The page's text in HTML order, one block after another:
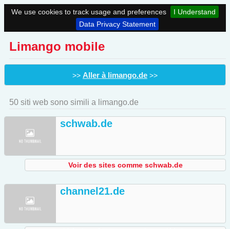
We use cookies to track usage and preferences
I Understand
Data Privacy Statement
Limango mobile
>> Aller à limango.de >>
50 siti web sono simili a limango.de
schwab.de
Voir des sites comme schwab.de
channel21.de